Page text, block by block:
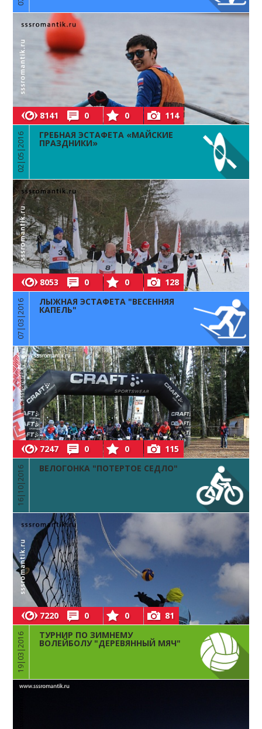
8141 0 0 114
02|05|2016 ГРЕБНАЯ ЭСТАФЕТА «МАЙСКИЕ
ПРАЗДНИКИ»
8053 0 0 128
07|03|2016 ЛЫЖНАЯ ЭСТАФЕТА "ВЕСЕННЯЯ
КАПЕЛЬ"
7247 0 0 115
16|10|2016 ВЕЛОГОНКА "ПОТЕРТОЕ СЕДЛО"
7220 0 0 81
19|03|2016 ТУРНИР ПО ЗИМНЕМУ
ВОЛЕЙБОЛУ "ДЕРЕВЯННЫЙ МЯЧ"